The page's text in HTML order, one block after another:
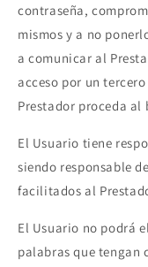
contraseña,
mismos y a no
a comunicar al
acceso por un
Prestador proceda
El Usuario tiene
siendo responsable
facilitados al
El Usuario no podrá
palabras que tengan